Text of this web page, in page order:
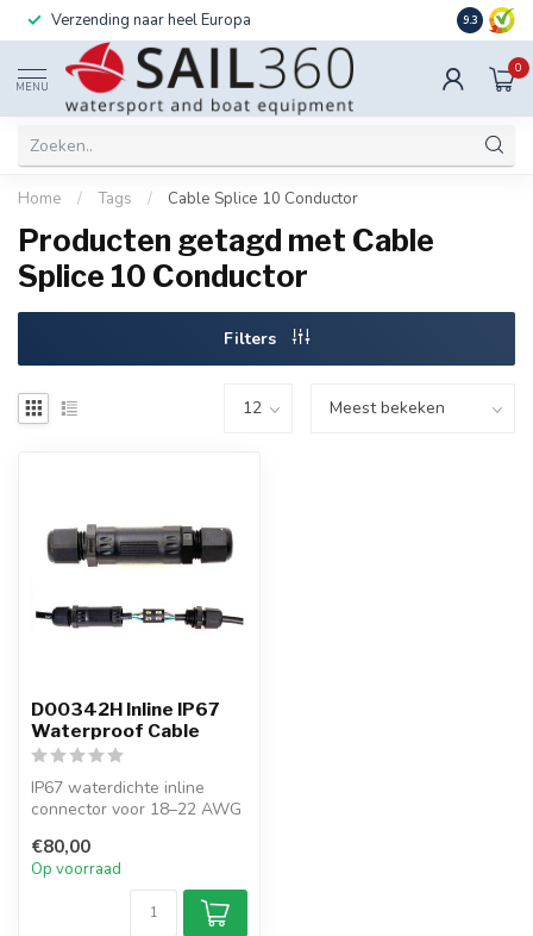
Verzending naar heel Europa Ook
9.3
MENU
0
Home / Tags / Cable Splice 10 Conductor
Producten getagd met Cable
Splice 10 Conductor
Filters
D00342H Inline IP67
Waterproof Cable
IP67 waterdichte inline
connector voor 18–22 AWG
soldeervrij...
€80,00
Op voorraad